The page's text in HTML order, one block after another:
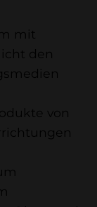
mit
den
von